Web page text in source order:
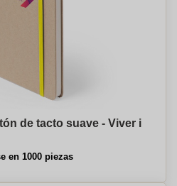
de tacto suave - Viver i
en 1000 piezas